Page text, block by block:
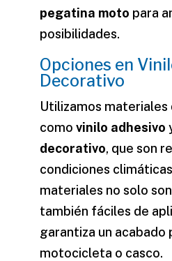
pegatina moto para
posibilidades.
Opciones en
Decorativo
Utilizamos materiales
como vinilo adhesivo
decorativo, que son
condiciones
materiales no solo
también fáciles de
garantiza un
motocicleta o casco.